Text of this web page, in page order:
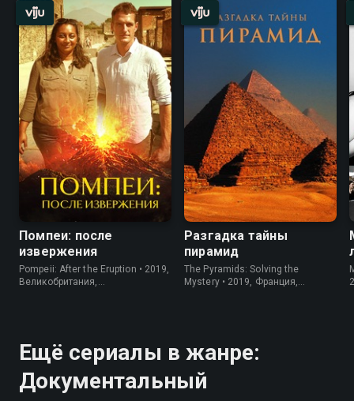
Помпеи: после
извержения
Pompeii: After the Eruption • 2019,
Великобритания,
Разгадка тайны
пирамид
The Pyramids: Solving the
Mystery • 2019, Франция,
Ещё сериалы в жанре:
Документальный